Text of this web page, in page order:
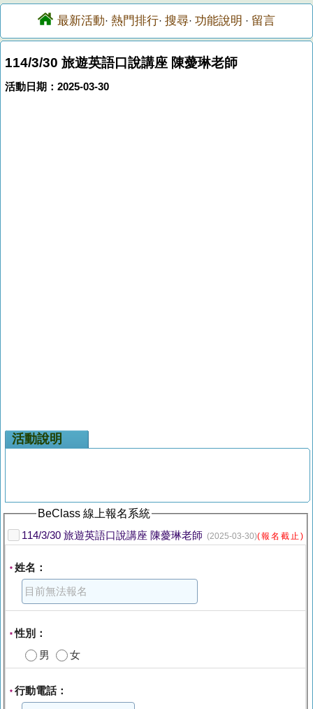
最新活動· 熱門排行· 搜尋· 功能說明 · 留言
114/3/30 旅遊英語口說講座 陳薆琳老師
活動日期：2025-03-30
活動說明
BeClass 線上報名系統
114/3/30 旅遊英語口說講座 陳薆琳老師 (2025-03-30)(報名截止)
* 姓名：
*性別：
男
女
* 行動電話：